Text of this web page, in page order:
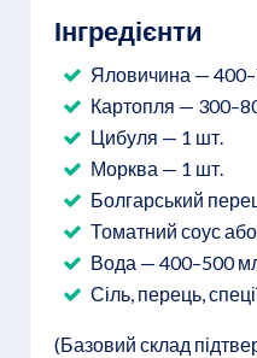
Інгредієнти
Яловичина —
Картопля —
Цибуля — 1 шт.
Морква — 1 шт.
Болгарський
Томатний соус
Вода — 400–500
Сіль, перець,
(Базовий склад